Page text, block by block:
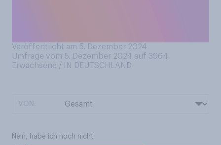
Veröffentlicht am 5. Dezember 2024
Umfrage vom 5. Dezember 2024 auf 3964
Erwachsene / IN DEUTSCHLAND
Nein, habe ich noch nicht